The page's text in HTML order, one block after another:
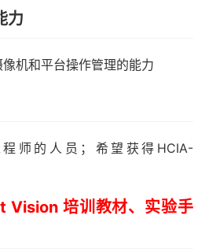
力
机和平台操作管理的能力
师的人员；希望获得HCIA-
Vision 培训教材、实验手